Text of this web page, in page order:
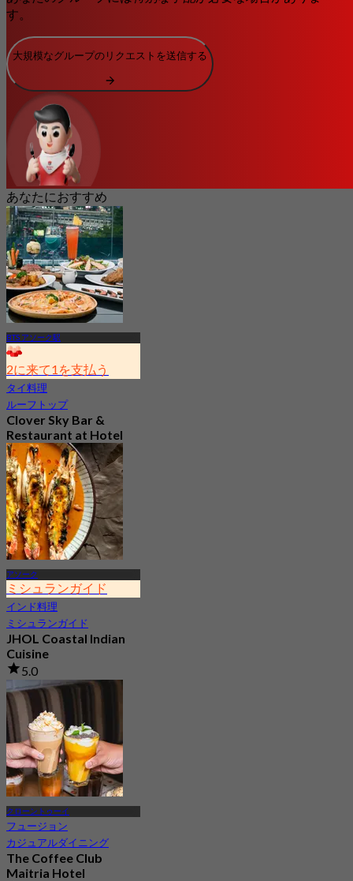
す。
大規模なグループのリクエストを送信する
あなたにおすすめ
BTS アソーク駅
2に来て1を支払う
タイ料理
ルーフトップ
Clover Sky Bar &
Restaurant at Hotel
Clover Asok
4.6
856 予約済み
から฿ 277.5
アソーク
ミシュランガイド
インド料理
ミシュランガイド
JHOL Coastal Indian
Cuisine
5.0
530 予約済み
から
฿ 1,363.33
クローントゥーイ
フュージョン
カジュアルダイニング
The Coffee Club
Maitria Hotel